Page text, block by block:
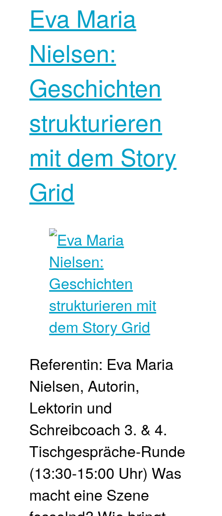
Eva Maria
Nielsen:
Geschichten
strukturieren
mit dem Story
Grid
Referentin: Eva Maria
Nielsen, Autorin,
Lektorin und
Schreibcoach 3. & 4.
Tisch­gespräche-Runde
(13:30-15:00 Uhr) Was
macht eine Szene